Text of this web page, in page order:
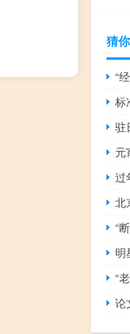
猜
“
元
过
北
“
明
“
论